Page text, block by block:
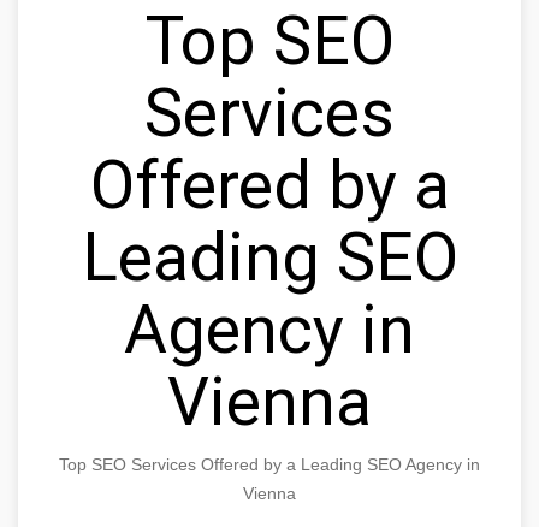
Top SEO
Services
Offered by a
Leading SEO
Agency in
Vienna
Top SEO Services Offered by a Leading SEO Agency in
Vienna